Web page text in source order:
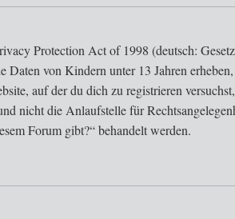
Protection Act of 1998 (deutsch:
Daten von Kindern unter 13 Jahren
auf der du dich zu registrieren
nicht die Anlaufstelle für
Forum gibt?“ behandelt werden.